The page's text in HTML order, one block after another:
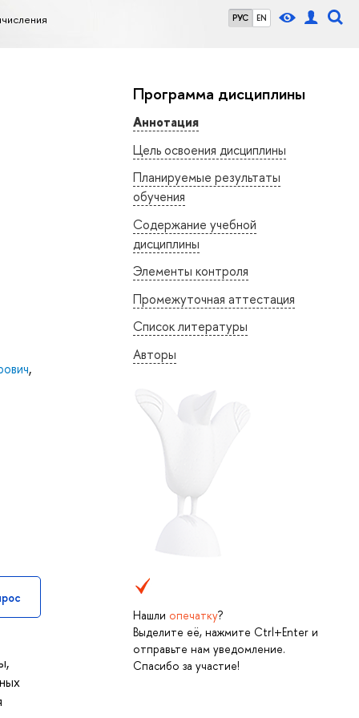
РУС EN
Программа дисциплины
Аннотация
Цель освоения дисциплины
Планируемые результаты
обучения
Содержание учебной
дисциплины
Элементы контроля
Промежуточная аттестация
Список литературы
Авторы
Нашли опечатку?
Выделите её, нажмите Ctrl+Enter и
отправьте нам уведомление.
Спасибо за участие!
,